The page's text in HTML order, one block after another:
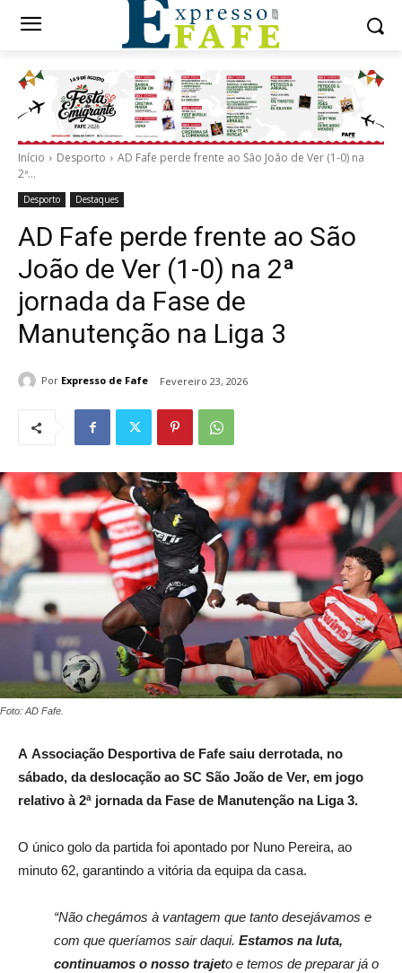
Início Desporto
AD Fafe perde frente ao São João de Ver (1-0) na
2ª...
Desporto Destaques
AD Fafe perde frente ao São
João de Ver (1-0) na 2ª
jornada da Fase de
Manutenção na Liga 3
Por Expresso de Fafe Fevereiro 23, 2026
Foto: AD Fafe.
A Associação Desportiva de Fafe saiu derrotada, no
sábado, da deslocação ao SC São João de Ver, em jogo
relativo à 2ª jornada da Fase de Manutenção na Liga 3.
O único golo da partida foi apontado por Nuno Pereira, ao
minuto 62, garantindo a vitória da equipa da casa.
“Não chegámos à vantagem que tanto desejávamos e
com que queríamos sair daqui. Estamos na luta,
continuamos o nosso trajeto e temos de preparar já o